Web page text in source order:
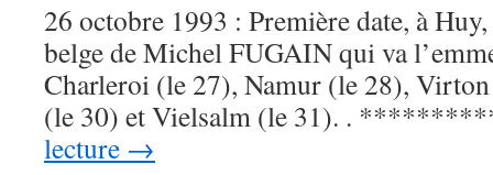
à
ce
26
octobre
26 octobre 1993 : Première date, à
belge de Michel FUGAIN qui va
Charleroi (le 27), Namur (le 28),
(le 30) et Vielsalm (le 31). .
lecture →